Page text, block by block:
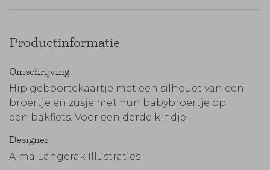
Productinformatie
Omschrijving
Hip geboortekaartje met een silhouet van een
broertje en zusje met hun babybroertje op
een bakfiets. Voor een derde kindje.
Designer
Alma Langerak Illustraties